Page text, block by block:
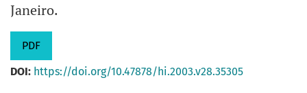
Janeiro.
PDF
DOI: https://doi.org/10.47878/hi.2003.v28.35305